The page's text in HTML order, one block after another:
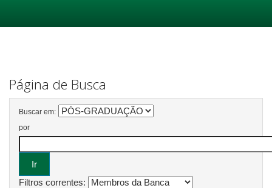
Página de Busca
Buscar em:
por
Filtros correntes: